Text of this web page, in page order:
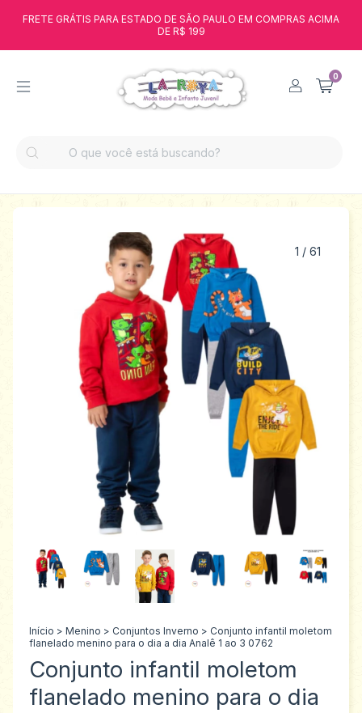
FRETE GRÁTIS PARA ESTADO DE SÃO PAULO EM COMPRAS ACIMA
DE R$ 199
0
1 / 61
Início > Menino > Conjuntos Inverno > Conjunto infantil moletom
flanelado menino para o dia a dia Analê 1 ao 3 0762
Conjunto infantil moletom
flanelado menino para o dia